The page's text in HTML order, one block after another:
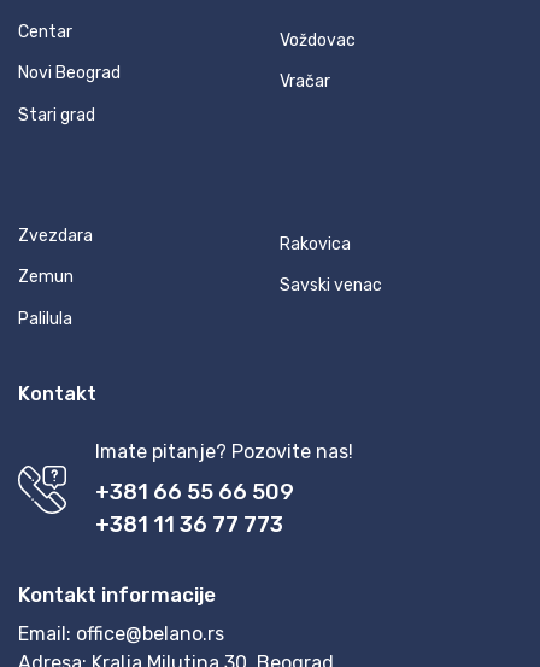
Centar
Novi Beograd
Stari grad
Voždovac
Vračar
Zvezdara
Zemun
Palilula
Rakovica
Savski venac
Kontakt
Imate pitanje? Pozovite nas!
+381 66 55 66 509
+381 11 36 77 773
Kontakt informacije
Email: office@belano.rs